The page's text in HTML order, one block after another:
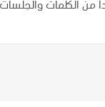
من الكلمات